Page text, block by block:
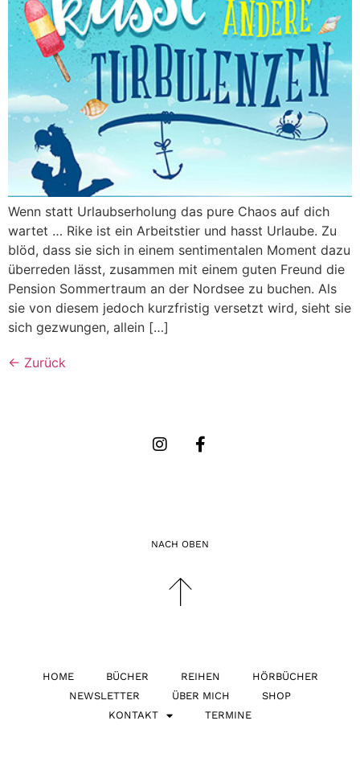
Wenn statt Urlaubserholung das pure Chaos auf dich
wartet … Rike ist ein Arbeitstier und hasst Urlaube. Zu
blöd, dass sie sich in einem sentimentalen Moment dazu
überreden lässt, zusammen mit einem guten Freund die
Pension Sommertraum an der Nordsee zu buchen. Als
sie von diesem jedoch kurzfristig versetzt wird, sieht sie
sich gezwungen, allein […]
← Zurück
NACH OBEN
HOME BÜCHER REIHEN
HÖRBÜCHER
NEWSLETTER
ÜBER MICH
SHOP
KONTAKT
TERMINE